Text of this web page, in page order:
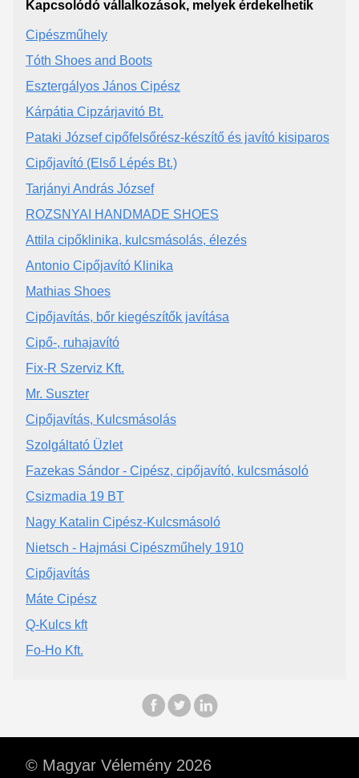
Kapcsolódó vállalkozások, melyek érdekelhetik
Cipészműhely
Tóth Shoes and Boots
Esztergályos János Cipész
Kárpátia Cipzárjavitó Bt.
Pataki József cipőfelsőrész-készítő és javító kisiparos
Cipőjavító (Első Lépés Bt.)
Tarjányi András József
ROZSNYAI HANDMADE SHOES
Attila cipőklinika, kulcsmásolás, élezés
Antonio Cipőjavító Klinika
Mathias Shoes
Cipőjavítás, bőr kiegészítők javítása
Cipő-, ruhajavító
Fix-R Szerviz Kft.
Mr. Suszter
Cipőjavítás, Kulcsmásolás
Szolgáltató Üzlet
Fazekas Sándor - Cipész, cipőjavító, kulcsmásoló
Csizmadia 19 BT
Nagy Katalin Cipész-Kulcsmásoló
Nietsch - Hajmási Cipészműhely 1910
Cipőjavítás
Máte Cipész
Q-Kulcs kft
Fo-Ho Kft.
© Magyar Vélemény 2026